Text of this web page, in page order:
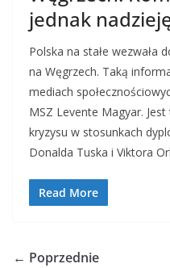
jednak
Polska na stałe wezwała
na Węgrzech. Taką
mediach
MSZ Levente Magyar.
kryzysu w stosunkach
Donalda Tuska i Viktora
Read More
← Poprzednie